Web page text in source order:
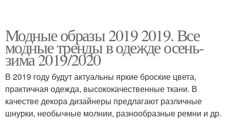
Модные образы 2019 2019. Все
модные тренды в одежде осень-
зима 2019/2020
В 2019 году будут актуальны яркие броские цвета,
практичная одежда, высококачественные ткани. В
качестве декора дизайнеры предлагают различные
шнурки, необычные молнии, разнообразные ремни и др.